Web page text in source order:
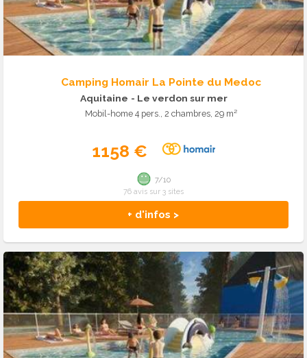
Camping Homair La Pointe du Medoc
Aquitaine - Le verdon sur mer
Mobil-home 4 pers., 2 chambres, 29 m²
1158 €
+ d'infos >
7/10
76 avis sur 3 sites